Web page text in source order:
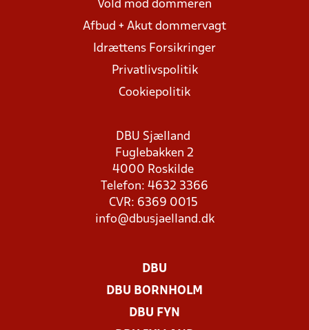
Vold mod dommeren
Afbud + Akut dommervagt
Idrættens Forsikringer
Privatlivspolitik
Cookiepolitik
DBU Sjælland
Fuglebakken 2
4000 Roskilde
Telefon: 4632 3366
CVR: 6369 0015
info@dbusjaelland.dk
DBU
DBU BORNHOLM
DBU FYN